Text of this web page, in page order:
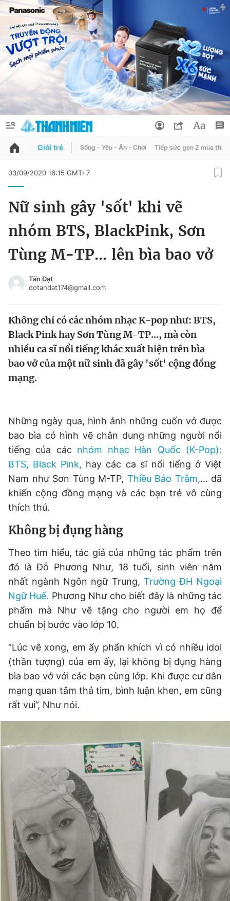
QUẢNG CÁO
Chuyên mục khác
Chào ngày mới
Video Magazine
Sản phẩm khác
Thông tin tòa soạn Liên hệ quảng cáo
Đọc Thanh Niên trên điện thoại
Theo dõi báo trên
0906 645 777
Liên hệ quảng cáo
0908 780 404
Đặt báo Quảng cáo RSS
Tổng biên tập: Nguyễn Ngọc Toàn
Phó tổng biên tập thường trực: Hải Thành
Phó tổng biên tập: Lâm Hiếu Dũng
Phó tổng biên tập: Trần Việt Hưng
Tổng thư ký tòa soạn: Đức Trung
Giấy phép xuất bản số 110/GP - BTTTT cấp ngày 24.3.2020
© 2003-2026 Bản quyền thuộc về Báo Thanh Niên. Cấm sao
chép dưới mọi hình thức nếu không có sự chấp thuận bằng văn
Đổi mật khẩu
Tin đã lưu
Tin đã xem
Đăng xuất
Giới trẻ Sống - Yêu - Ăn - Chơi Tiếp sức gen Z mùa thi
03/09/2020 16:15 GMT+7
Nữ sinh gây 'sốt' khi vẽ
nhóm BTS, BlackPink, Sơn
Tùng M-TP... lên bìa bao vở
Tấn Đạt
dotandat174@gmail.com
Không chỉ có các nhóm nhạc K-pop như: BTS,
Black Pink hay Sơn Tùng M-TP..., mà còn
nhiều ca sĩ nổi tiếng khác xuất hiện trên bìa
bao vở của một nữ sinh đã gây 'sốt' cộng đồng
mạng.
Những ngày qua, hình ảnh những cuốn vở được
bao bìa có hình vẽ chân dung những người nổi
tiếng của các nhóm nhạc Hàn Quốc (K-Pop):
BTS, Black Pink, hay các ca sĩ nổi tiếng ở Việt
Nam như Sơn Tùng M-TP, Thiều Bảo Trâm,… đã
khiến cộng đồng mạng và các bạn trẻ vô cùng
thích thú.
Không bị đụng hàng
Theo tìm hiểu, tác giả của những tác phẩm trên
đó là Đỗ Phương Như, 18 tuổi, sinh viên năm
nhất ngành Ngôn ngữ Trung, Trường ĐH Ngoại
Ngữ Huế. Phương Như cho biết đây là những tác
phẩm mà Như vẽ tặng cho người em họ để
chuẩn bị bước vào lớp 10.
“Lúc vẽ xong, em ấy phấn khích vì có nhiều idol
(thần tượng) của em ấy, lại không bị đụng hàng
bìa bao vở với các bạn cùng lớp. Khi được cư dân
mạng quan tâm thả tim, bình luận khen, em cũng
rất vui”, Như nói.